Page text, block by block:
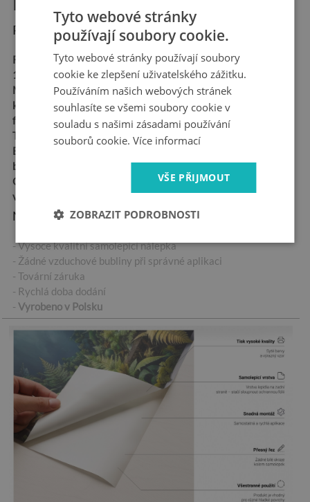
Rozměry produktu:
Rozměry:90x70 cm,
120x93 cm, 148x115 cm
Materiál:Samolepicí
kanálková fólie - "Bubble
free"
Tloušťka:
100 µm
Ekologický inkoust,
bezpečný pro zdraví
Odolná vůči povětrnostním
vlivům
Nejdůležitější vlastnosti produktu:
- Vysoce kvalitní samolepicí nálepka
- Žádné vzduchové bubliny při správné aplikaci
- Tovární záruka
- Rychlá doba dodání
- Vyrobeno v Polsku
Tyto webové stránky
používají soubory cookie.
Tyto webové stránky používají soubory
cookie ke zlepšení uživatelského zážitku.
Používáním našich webových stránek
souhlasíte se všemi soubory cookie v
souladu s našimi zásadami používání
souborů cookie.Více informací
VŠE PŘIJMOUT
ZOBRAZIT PODROBNOSTI